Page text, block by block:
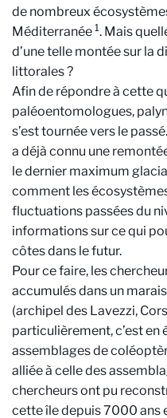
de nombreux
Méditerranée 1. Mais
d’une telle montée sur la
littorales ?
Afin de répondre à cette
paléoentomologues,
s’est tournée vers le
a déjà connu une
le dernier maximum
comment les
fluctuations passées du
informations sur ce qui
côtes dans le futur.
Pour ce faire, les
accumulés dans un
(archipel des Lavezzi,
particulièrement, c’est en
assemblages de
alliée à celle des
chercheurs ont pu
cette île depuis 7000 ans